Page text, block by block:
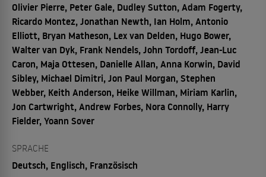
Olivier Pierre, Peter Gale, Dudley Sutton, Adam Fogerty,
Ricardo Montez, Jonathan Newth, Ian Holm, Antonio
Elliott, Bryan Matheson, Lex van Delden, Hugo Bower,
Walter van Dyk, Frank Nendels, John Tordoff, Jean-Luc
Caron, Maja Ottesen, Danielle Allan, Anna Korwin, David
Sibley, Michael Dimitri, Jon Paul Morgan, Stephen
Webber, Keith Anderson, Heike Willman, Miriam Karlin,
Jon Cartwright, Andrew Forbes, Nora Connolly, Harry
Fielder, Yoann Sover
SPRACHE
Deutsch, Englisch, Französisch